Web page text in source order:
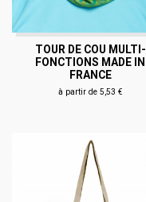
TOUR DE COU MULTI-
FONCTIONS MADE IN
FRANCE
à partir de 5,53 €